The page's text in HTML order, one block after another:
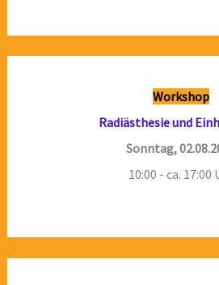
Workshop
Radiästhesie und
Sonntag,
10:00 - ca. 17:00